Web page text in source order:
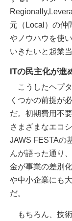
元（Local）の仲
やノウハウを使
いきたいと起業
ITの民主化が進
こうしたヘプ
くつかの前提が
だ。初期費用不
さまざまなエコ
JAWS FESTAの
んが語った通り
金が事業の差別
や中小企業にも
だ。
もちろん、技